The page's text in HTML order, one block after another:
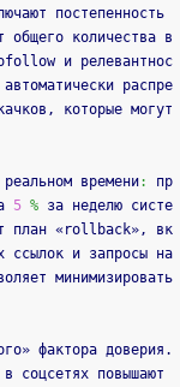
постепенность
общего количества в
и релевантнос
распре
которые могут
времени:
пр
5 % за неделю систе
план «rollback», вк
ссылок и запросы на
минимизировать
фактора доверия.
соцсетях повышают